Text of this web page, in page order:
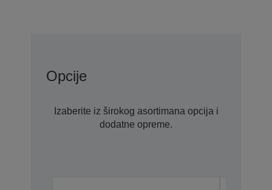
Opcije
Izaberite iz širokog asortimana opcija i
dodatne opreme.